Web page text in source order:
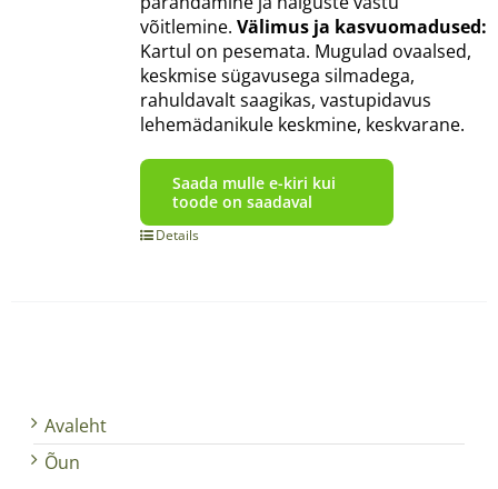
võitlemine. Välimus ja kasvuomadused:
Kartul on pesemata. Mugulad ovaalsed,
keskmise sügavusega silmadega,
rahuldavalt saagikas, vastupidavus
lehemädanikule keskmine, keskvarane.
Saada mulle e-kiri kui
toode on saadaval
Details
Avaleht
Õun